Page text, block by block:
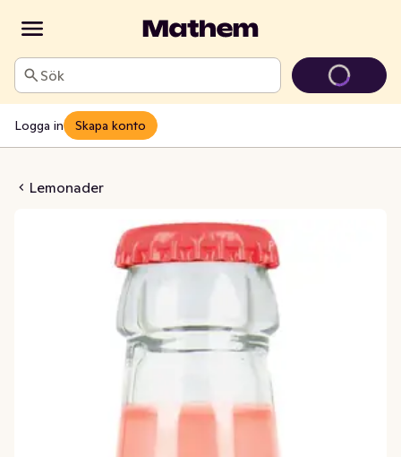
Sök
Logga in Skapa konto
Lemonader
& Citron